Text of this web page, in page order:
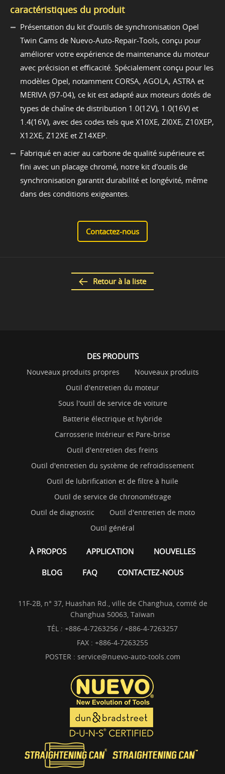
caractéristiques du produit
Présentation du kit d'outils de synchronisation Opel
Twin Cams de Nuevo-Auto-Repair-Tools, conçu pour
améliorer votre expérience de maintenance du moteur
avec précision et efficacité. Spécialement conçu pour les
modèles Opel, notamment CORSA, AGOLA, ASTRA et
MERIVA (97-04), ce kit est adapté aux moteurs dotés de
types de chaîne de distribution 1.0(12V), 1.0(16V) et
1.4(16V), avec des codes tels que X10XE, ZI0XE, Z10XEP,
X12XE, Z12XE et Z14XEP.
Fabriqué en acier au carbone de qualité supérieure et
fini avec un placage chromé, notre kit d'outils de
synchronisation garantit durabilité et longévité, même
dans des conditions exigeantes.
Contactez-nous
Retour à la liste
DES PRODUITS
Nouveaux produits propres
Nouveaux produits
Outil d'entretien du moteur
Sous l'outil de service de voiture
Batterie électrique et hybride
Carrosserie Intérieur et Pare-brise
Outil d'entretien des freins
Outil d'entretien du système de refroidissement
Outil de lubrification et de filtre à huile
Outil de service de chronométrage
Outil de diagnostic
Outil d'entretien de moto
Outil général
À PROPOS APPLICATION NOUVELLES
BLOG FAQ CONTACTEZ-NOUS
11F-2B, n° 37, Huashan Rd., ville de Changhua, comté de
Changhua 50063, Taïwan
TÉL : +886-4-7263256 / +886-4-7263257
FAX : +886-4-7263255
POSTER : service@nuevo-auto-tools.com